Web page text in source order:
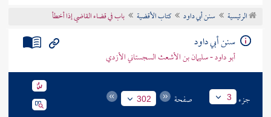
تراجم الأعلام
الرئيسية سنن أبي داود كتاب الأقضية باب في قضاء القاضي إذا أخطأ
سنن أبي داود
أبو داود - سليمان بن الأشعث السجستاني الأزدي
جزء 3 صفحة 302